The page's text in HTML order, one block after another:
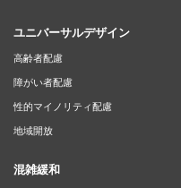
ユニバーサルデザイン
高齢者配慮
障がい者配慮
性的マイノリティ配慮
地域開放
混雑緩和